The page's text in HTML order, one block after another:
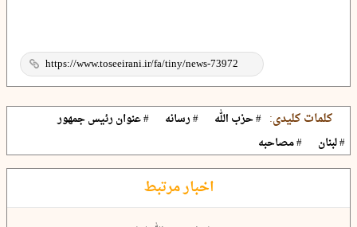
کلمات کلیدی: # حزب الله # رسانه
# عنوان رئیس جمهور
# لبنان
# مصاحبه
اخبار مرتبط